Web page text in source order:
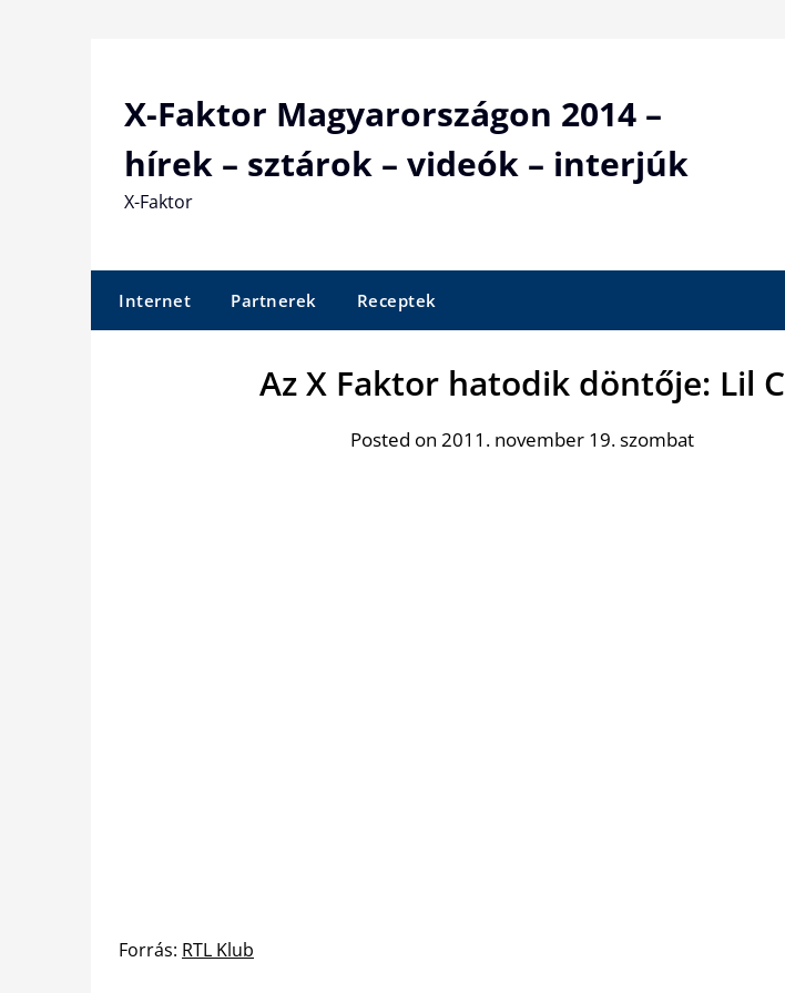
X-Faktor Magyarországon 2014 –
hírek – sztárok – videók – interjúk
X-Faktor
Internet Partnerek Receptek
Az X Faktor hatodik döntője: Lil C
Posted on 2011. november 19. szombat
Forrás: RTL Klub